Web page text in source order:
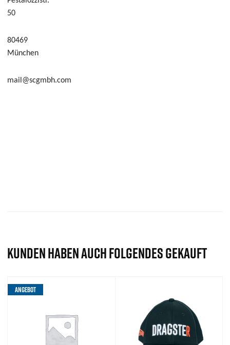
50
80469
München
mail@scgmbh.com
KUNDEN HABEN AUCH FOLGENDES GEKAUFT
ANGEBOT